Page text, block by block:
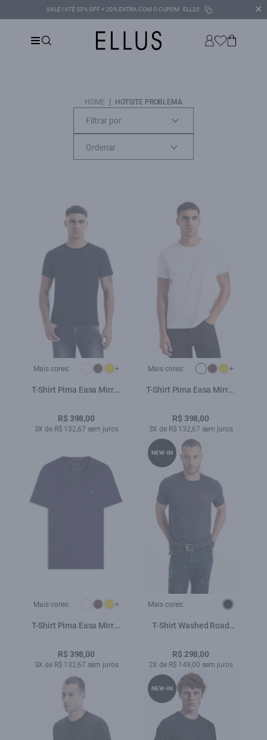
SALE | ATÉ 50% OFF + 20% EXTRA COM O CUPOM ELL20 ✕
HOME | HOTSITE PROBLEMA
Filtrar por
Mais cores: +
T-Shirt Pima Easa Mirror
R$ 398,00
3X de R$ 132,67 sem juros
Mais cores: +
T-Shirt Pima Easa Mirror
R$ 398,00
3X de R$ 132,67 sem juros
Mais cores: +
T-Shirt Pima Easa Mirror
R$ 398,00
3X de R$ 132,67 sem juros
Mais cores:
T-Shirt Washed Road
R$ 298,00
2X de R$ 149,00 sem juros
NEW-IN
NEW-IN